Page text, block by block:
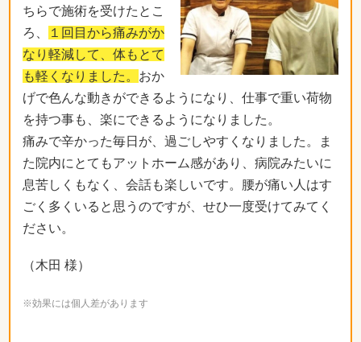
ちらで施術を受けたとこ
ろ、
１回目から痛みがか
なり軽減して、体もとて
も軽くなりました。 おか
げで色んな動きができるようになり、仕事で重い荷物
を持つ事も、楽にできるようになりました。
痛みで辛かった毎日が、過ごしやすくなりました。ま
た院内にとてもアットホーム感があり、病院みたいに
息苦しくもなく、会話も楽しいです。腰が痛い人はす
ごく多くいると思うのですが、せひ一度受けてみてく
ださい。
（木田 様）
※効果には個人差があります